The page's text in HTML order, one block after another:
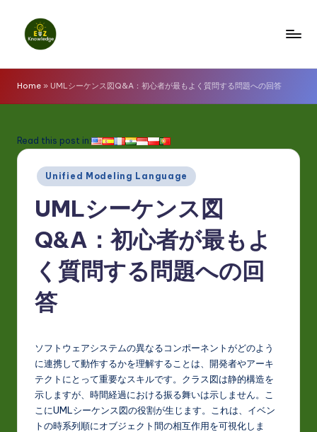
z
K
o
w
Home » UMLシーケンス図Q&A：初心者が最もよく質問する問題への回答
Read this post in:
Posted
in
Unified Modeling Language
UMLシーケンス図
Q&A：初心者が最もよ
く質問する問題への回
答
ソフトウェアシステムの異なるコンポーネントがどのよう
に連携して動作するかを理解することは、開発者やアーキ
テクトにとって重要なスキルです。クラス図は静的構造を
示しますが、時間経過における振る舞いは示しません。こ
こにUMLシーケンス図の役割が生じます。これは、イベン
トの時系列順にオブジェクト間の相互作用を可視化しま